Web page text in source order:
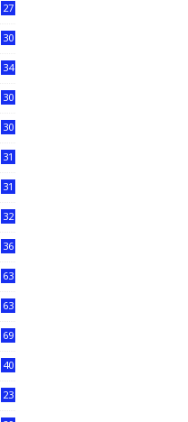
27
30
34
30
30
31
31
32
36
63
63
69
40
23